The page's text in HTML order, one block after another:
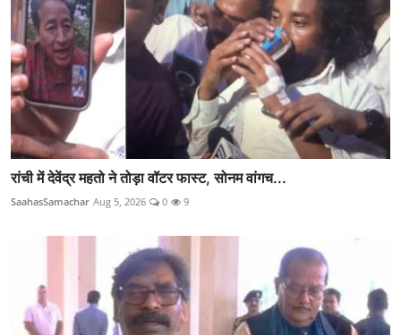
रांची में देवेंद्र महतो ने तोड़ा वॉटर फास्ट, सोनम वांगच...
SaahasSamachar Aug 5, 2026 0 9